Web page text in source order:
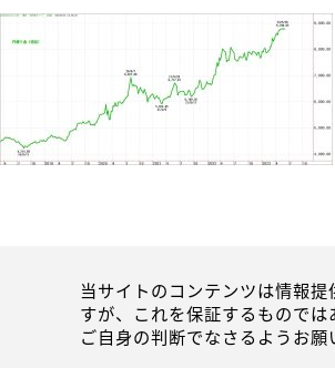
当サイトのコンテンツは情報
すが、これを保証するもので
ご自身の判断でなさるようお